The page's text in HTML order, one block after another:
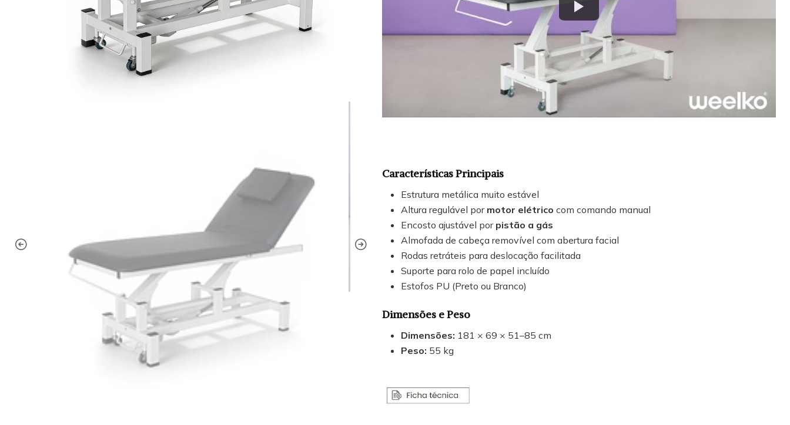
Características Principais
Estrutura metálica muito estável
Altura regulável por motor elétrico com comando manual
Encosto ajustável por pistão a gás
Almofada de cabeça removível com abertura facial
Rodas retráteis para deslocação facilitada
Suporte para rolo de papel incluído
Estofos PU (Preto ou Branco)
Dimensões e Peso
Dimensões: 181 × 69 × 51–85 cm
Peso: 55 kg